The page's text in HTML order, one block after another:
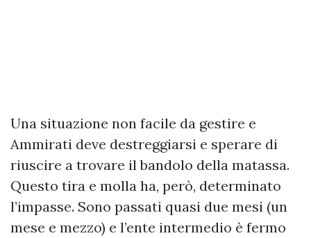
Una situazione non facile da gestire e
Ammirati deve destreggiarsi e sperare di
riuscire a trovare il bandolo della matassa.
Questo tira e molla ha, però, determinato
l’impasse. Sono passati quasi due mesi (un
mese e mezzo) e l’ente intermedio è fermo